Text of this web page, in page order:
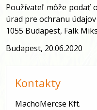
Používateľ môže podať
úrad pre ochranu
1055 Budapest, Falk
Budapest, 20.06.2020
Kontakty
MachoMercse Kft.